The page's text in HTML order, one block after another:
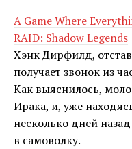
A Game Where
RAID: Shadow Legends
Хэнк Дирфилд,
получает звонок из
Как выяснилось,
Ирака, и, уже
несколько дней
в самоволку.